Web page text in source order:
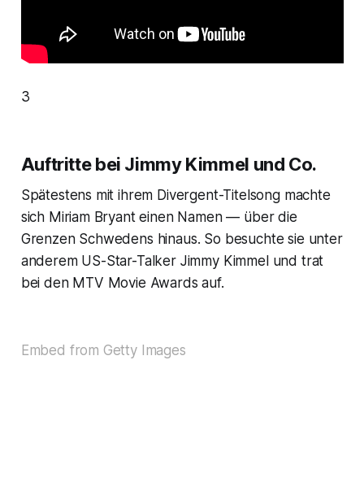
3
Auftritte bei Jimmy Kimmel und Co.
Spätestens mit ihrem Divergent-Titelsong machte
sich Miriam Bryant einen Namen — über die
Grenzen Schwedens hinaus. So besuchte sie unter
anderem US-Star-Talker Jimmy Kimmel und trat
bei den MTV Movie Awards auf.
Embed from Getty Images